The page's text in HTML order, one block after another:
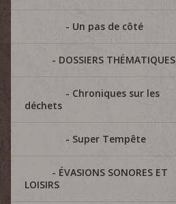
Un pas de côté
DOSSIERS THÉMATIQUES
Chroniques sur les
déchets
Super Tempête
ÉVASIONS SONORES ET
LOISIRS